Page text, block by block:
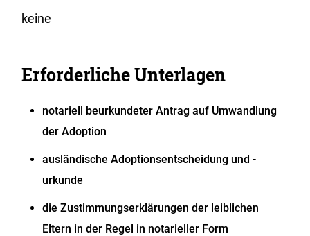
keine
Erforderliche Unterlagen
notariell beurkundeter Antrag auf Umwandlung
der Adoption
ausländische Adoptionsentscheidung und -
urkunde
die Zustimmungserklärungen der leiblichen
Eltern in der Regel in notarieller Form